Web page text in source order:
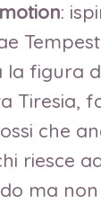
:
figura
Tiresia,
che
riesce
ma non